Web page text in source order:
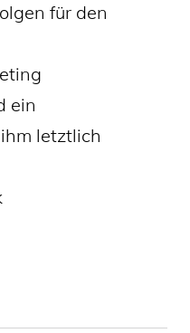
für den
ein
letztlich